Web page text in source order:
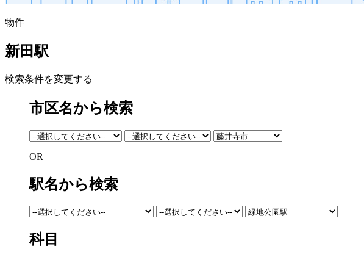
物件
新田駅
検索条件を変更する
市区名から検索
OR
駅名から検索
科目